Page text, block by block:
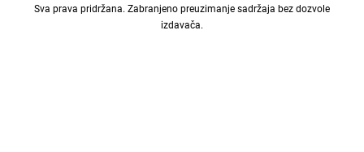
Sva prava pridržana. Zabranjeno preuzimanje sadržaja bez dozvole
izdavača.